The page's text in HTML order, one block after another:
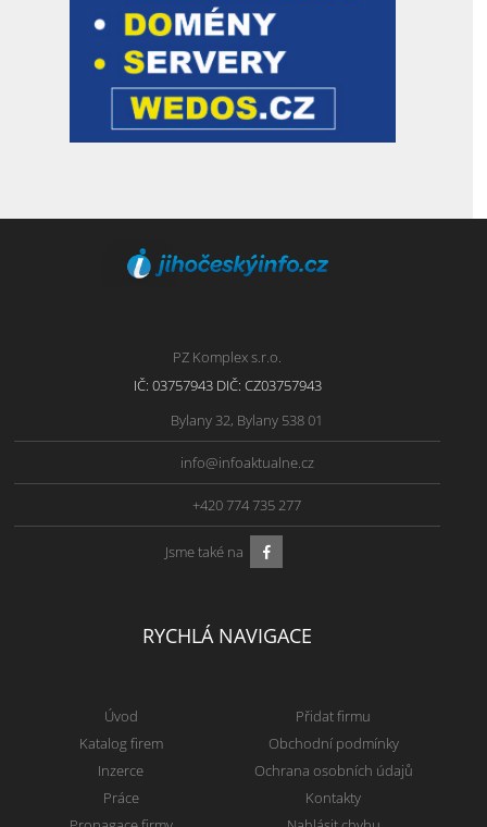
PZ Komplex s.r.o.
IČ: 03757943 DIČ: CZ03757943
Bylany 32, Bylany 538 01
info@infoaktualne.cz
+420 774 735 277
Jsme také na
RYCHLÁ NAVIGACE
Úvod
Katalog firem
Inzerce
Práce
Přidat firmu
Obchodní podmínky
Ochrana osobních údajů
Kontakty